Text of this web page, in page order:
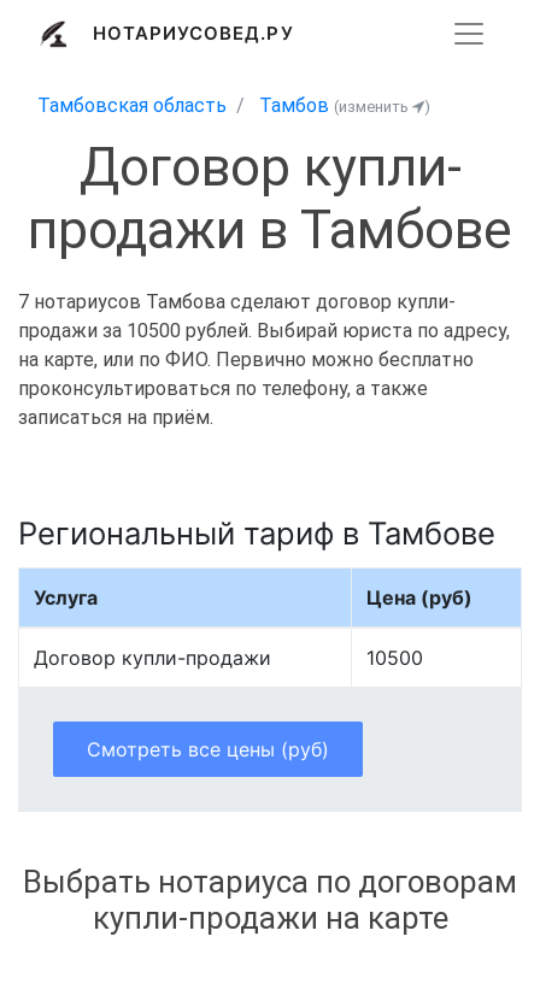
НОТАРИУСОВЕД.РУ
Тамбовская область Тамбов (изменить )
Договор купли-
продажи в Тамбове
7 нотариусов Тамбова сделают договор купли-
продажи за 10500 рублей. Выбирай юриста по адресу,
на карте, или по ФИО. Первично можно бесплатно
проконсультироваться по телефону, а также
записаться на приём.
Региональный тариф в Тамбове
Услуга Цена (руб)
Договор купли-продажи 10500
Смотреть все цены (руб)
Выбрать нотариуса по договорам
купли-продажи на карте